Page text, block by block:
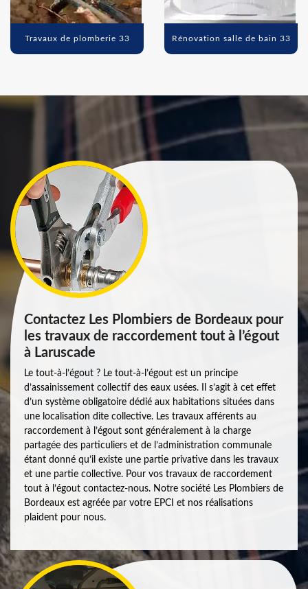
Travaux de plomberie 33 Rénovation salle de bain 33
Contactez Les Plombiers de Bordeaux pour
les travaux de raccordement tout à l’égout
à Laruscade
Le tout-à-l’égout ? Le tout-à-l’égout est un principe
d’assainissement collectif des eaux usées. Il s’agit à cet effet
d’un système obligatoire dédié aux habitations situées dans
une localisation dite collective. Les travaux afférents au
raccordement à l’égout sont généralement à la charge
partagée des particuliers et de l’administration communale
étant donné qu’il existe une partie privative dans les travaux
et une partie collective. Pour vos travaux de raccordement
tout à l’égout contactez-nous. Notre société Les Plombiers de
Bordeaux est agréée par votre EPCI et nos réalisations
plaident pour nous.